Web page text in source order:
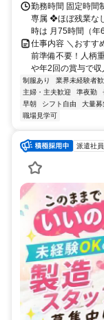
勤務時間 固定時間
専属 ❖ほぼ残業な
時は 月75時間（年
仕事内容 ＼おすす
前準備不要！人柄
や年2回の賞与で
制服あり 業界未経験者
主婦・主夫歓迎
準夜勤
早朝
シフト自由 大量募
職場見学可
派遣社員